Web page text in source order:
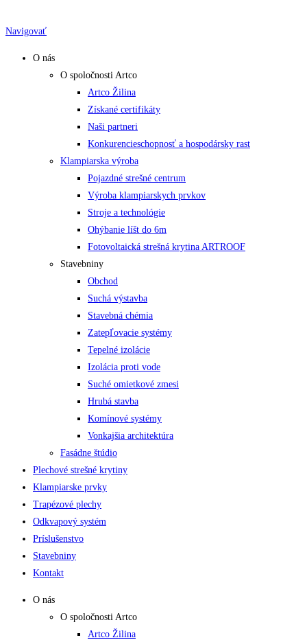
to
Navigovať
O nás
O spoločnosti Artco
Artco Žilina
Získané certifikáty
Naši partneri
Konkurencieschopnosť a hospodársky rast
Klampiarska výroba
Pojazdné strešné centrum
Výroba klampiarskych prvkov
Stroje a technológie
Ohýbanie líšt do 6m
Fotovoltaická strešná krytina ARTROOF
Stavebniny
Obchod
Suchá výstavba
Stavebná chémia
Zatepľovacie systémy
Tepelné izolácie
Izolácia proti vode
Suché omietkové zmesi
Hrubá stavba
Komínové systémy
Vonkajšia architektúra
Fasádne štúdio
Plechové strešné krytiny
Klampiarske prvky
Trapézové plechy
Odkvapový systém
Príslušenstvo
Stavebniny
Kontakt
O nás
O spoločnosti Artco
Artco Žilina